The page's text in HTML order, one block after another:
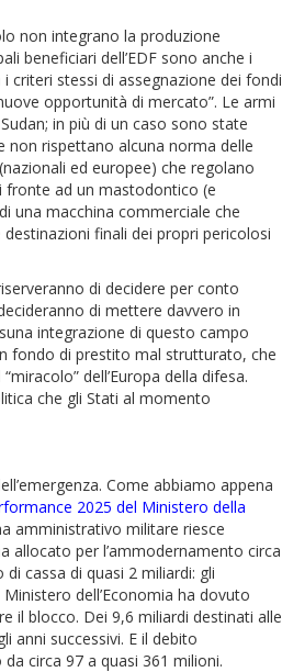
non integrano la produzione
beneficiari dell’EDF sono anche i
criteri stessi di assegnazione dei fondi
opportunità di mercato”. Le armi
in più di un caso sono state
rispettano alcuna norma delle
ed europee) che regolano
fronte ad un mastodontico (e
una macchina commerciale che
finali dei propri pericolosi
di decidere per conto
di mettere davvero in
integrazione di questo campo
fondo di prestito mal strutturato, che
dell’Europa della difesa.
che gli Stati al momento
Come abbiamo appena
2025 del Ministero della
amministrativo militare riesce
allocato per l’ammodernamento circa
cassa di quasi 2 miliardi: gli
dell’Economia ha dovuto
il blocco. Dei 9,6 miliardi destinati alle
anni successivi. E il debito
circa 97 a quasi 361 milioni.